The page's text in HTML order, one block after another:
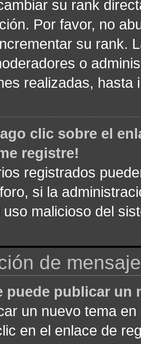
su rank
Por favor, no
su rank.
o
realizadas, hasta
clic sobre el
registre!
registrados
si la
uso malicioso del
de
puede publicar un
un nuevo tema
en el enlace de